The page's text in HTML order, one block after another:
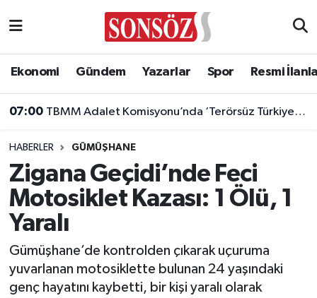
Ekonomi Gündem Yazarlar Spor Resmi
07:00 TBMM Adalet Komisyonu’nda ‘Terörsüz Türkiye’ çerçeve yasası görüşülüyor
HABERLER GÜMÜŞHANE
Zigana Geçidi’nde Feci
Motosiklet Kazası: 1 Ölü, 1
Yaralı
Gümüşhane’de kontrolden çıkarak uçuruma
yuvarlanan motosiklette bulunan 24 yaşındaki
genç hayatını kaybetti, bir kişi yaralı olarak
Asayiş
Çevre
Diğer
Dünya
Ankara Nöbetçi Eczaneler
Ankara Trafik Yoğunluk Haritası
Süper Lig Puan Durumu ve Fikstür
Tüm Manşetler
Son Dakika Haberleri